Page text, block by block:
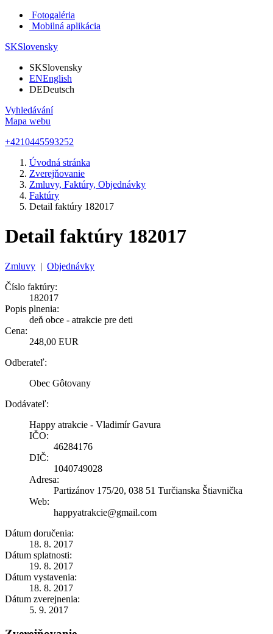
Fotogaléria
Mobilná aplikácia
SKSlovensky
SKSlovensky
ENEnglish
DEDeutsch
Vyhledávání
Mapa webu
+4210445593252
Úvodná stránka
Zverejňovanie
Zmluvy, Faktúry, Objednávky
Faktúry
Detail faktúry 182017
Detail faktúry 182017
Zmluvy | Objednávky
Číslo faktúry:
182017
Popis plnenia:
deň obce - atrakcie pre deti
Cena:
248,00 EUR
Odberateľ:
Obec Gôtovany
Dodávateľ:
Happy atrakcie - Vladimír Gavura
IČO:
46284176
DIČ:
1040749028
Adresa:
Partizánov 175/20, 038 51 Turčianska Štiavnička
Web:
happyatrakcie@gmail.com
Dátum doručenia:
18. 8. 2017
Dátum splatnosti:
19. 8. 2017
Dátum vystavenia:
18. 8. 2017
Dátum zverejnenia:
5. 9. 2017